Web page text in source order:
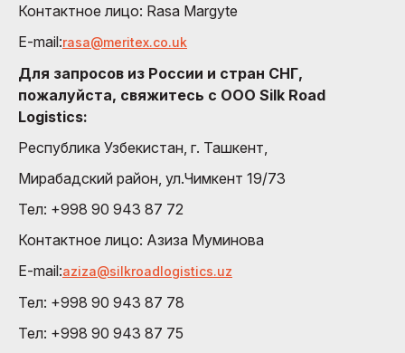
Контактное лицо: Rasa Margyte
E-mail:rasa@meritex.co.uk
Для запросов из России и стран СНГ,
пожалуйста, свяжитесь с OOO Silk Road
Logistics:
Республика Узбекистан, г. Ташкент,
Мирабадский район, ул.Чимкент 19/73
Тел: +998 90 943 87 72
Контактное лицо: Азиза Муминовa
E-mail:aziza@silkroadlogistics.uz
Тел: +998 90 943 87 78
Тел: +998 90 943 87 75